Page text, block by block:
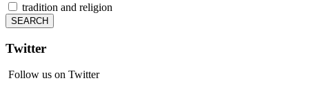
tradition and religion
Twitter
Follow us on Twitter